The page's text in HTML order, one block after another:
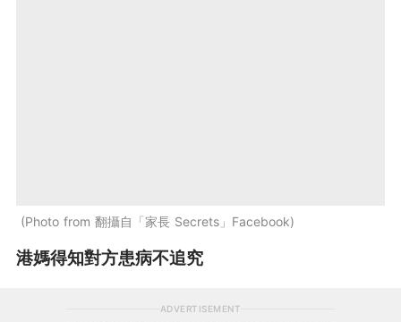
Photo from 翻攝自「家長 Secrets」Facebook
港媽得知對方患病不追究
ADVERTISEMENT